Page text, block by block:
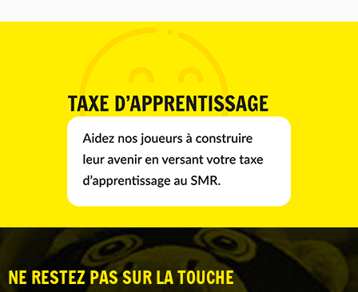
NE RESTEZ PAS SUR LA TOUCHE